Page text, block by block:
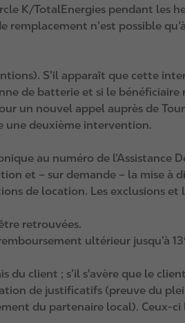
K/TotalEnergies pendant les
remplacement n’est possible
S’il apparaît que cette
de batterie et si le
un nouvel appel auprès de
une deuxième intervention.
au numéro de l’Assistance
et – sur demande – la mise
de location. Les exclusions
retrouvées.
ultérieur jusqu’à
du client ; s’il s'avère que le
de justificatifs (preuve du
du partenaire local). Ceux-